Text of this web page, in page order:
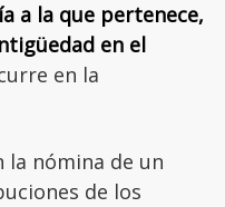
a la que pertenece,
en el
en la
la nómina de un
de los